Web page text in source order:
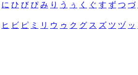
に ひ び ぴ み り う ぅ く ぐ す ず つ づ
ヒ ビ ピ ミ リ ウ ゥ ク グ ス ズ ツ ヅ ッ